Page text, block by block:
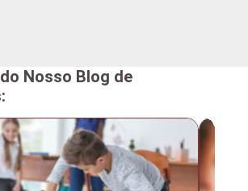
Nosso Blog de